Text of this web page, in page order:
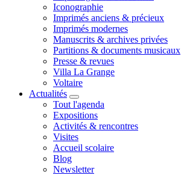
Iconographie
Imprimés anciens & précieux
Imprimés modernes
Manuscrits & archives privées
Partitions & documents musicaux
Presse & revues
Villa La Grange
Voltaire
Actualités
Tout l'agenda
Expositions
Activités & rencontres
Visites
Accueil scolaire
Blog
Newsletter